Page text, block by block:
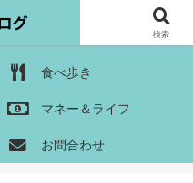
食べ歩き
マネー＆ライフ
お問合わせ
検索